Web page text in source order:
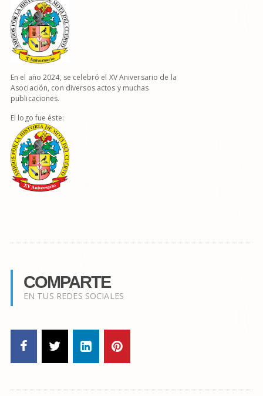
En el año 2024, se celebró el XV Aniversario de la
Asociación, con diversos actos y muchas
publicaciones.
El logo fue éste:
COMPARTE
EN TUS REDES SOCIALES